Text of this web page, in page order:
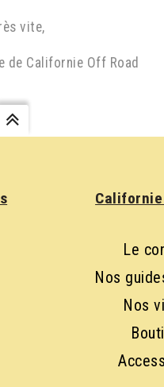
vite,
de Californie Off Road
Californie
Le
Nos
Nos